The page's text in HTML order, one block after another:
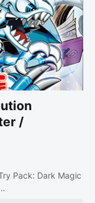
/
Pack: Dark Magic